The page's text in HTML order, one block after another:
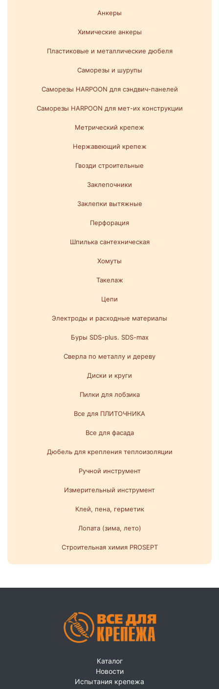
Анкеры
Химические анкеры
Пластиковые и металлические дюбеля
Саморезы и шурупы
Саморезы HARPOON для сэндвич-панелей
Саморезы HARPOON для мет-их конструкции
Метрический крепеж
Нержавеющий крепеж
Гвозди строительные
Заклепочники
Заклепки вытяжные
Перфорация
Шпилька сантехническая
Хомуты
Такелаж
Цепи
Электроды и расходные материалы
Буры SDS-plus. SDS-max
Сверла по металлу и дереву
Диски и круги
Пилки для лобзика
Все для ПЛИТОЧНИКА
Все для фасада
Дюбель для крепления теплоизоляции
Ручной инструмент
Измерительный инструмент
Клей, пена, герметик
Лопата (зима, лето)
Строительная химия PROSEPT
Каталог
Новости
Испытания крепежа